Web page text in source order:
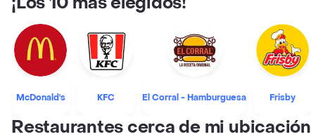
McDonald's KFC El Corral - Hamburguesa Frisby
Restaurantes cerca de mi ubicación